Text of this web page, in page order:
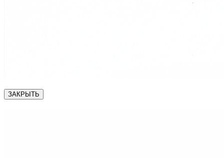
ЗАКРЫТЬ